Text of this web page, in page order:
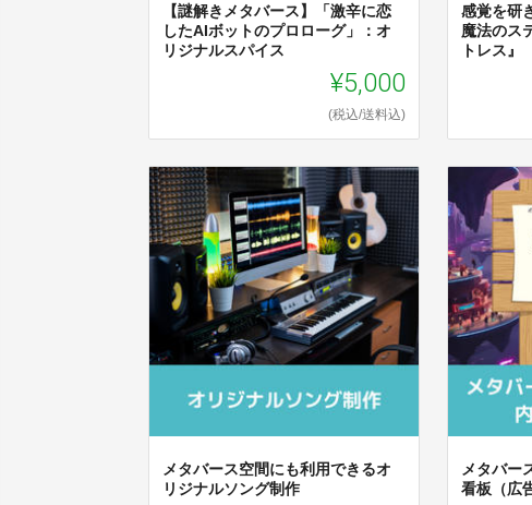
【謎解きメタバース】「激辛に恋
したAIボットのプロローグ」：オ
リジナルスパイス
¥5,000
(税込/送料込)
感覚を研
魔法のス
トレス』
メタバース空間にも利用できるオ
リジナルソング制作
メタバー
看板（広